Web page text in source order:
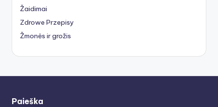
Žaidimai
Zdrowe Przepisy
Žmonės ir grožis
Paieška